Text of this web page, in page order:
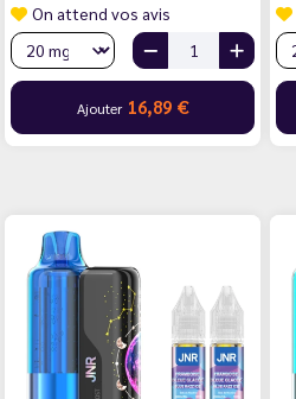
On attend vos avis
Ajouter 16,89 €